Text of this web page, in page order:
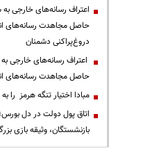
اعتراف رسانه‌های خارجی
حاصل مجاهدت رسانه‌های
دروغ‌پراکنی دشمنان
اعتراف رسانه‌های خارجی
حاصل مجاهدت رسانه‌های
مبادا اختیار تنگه هرمز را
اتاق پول دولت در دل
بازنشستگان، وثیقه بازی